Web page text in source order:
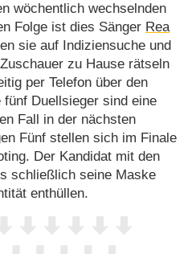
wöchentlich wechselnden
Folge ist dies Sänger Rea
sie auf Indiziensuche und
zu Hause rätseln
per Telefon über den
Duellsieger sind eine
Fall in der nächsten
Fünf stellen sich im Finale
Der Kandidat mit den
schließlich seine Maske
enthüllen.